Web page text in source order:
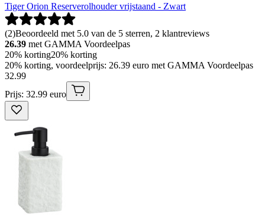
Tiger Orion Reserverolhouder vrijstaand - Zwart
(2)Beoordeeld met 5.0 van de 5 sterren, 2 klantreviews
26.39 met GAMMA Voordeelpas
20% korting20% korting
20% korting, voordeelprijs: 26.39 euro met GAMMA Voordeelpas
32.99
Prijs: 32.99 euro